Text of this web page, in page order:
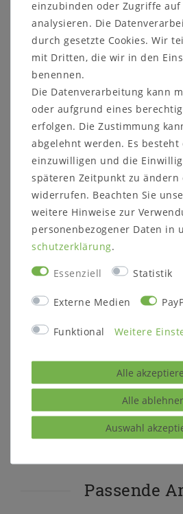
Produktbewertung
Massivholz Beistelltisch
weiß lackiert
Vollholz weiß lackiert
Details: Konsole mit 2
Holz: Pappel massiv
Oberfläche: weiß lackiert
Maße: ca. B 57 x H 80 x T
Lieferzustand: montiert
Sie haben eine Frage
Produkt?
Gerne können Sie uns
Passende
einzubinden oder Zugriffe auf
analysieren. Die
durch gesetzte Cookies. Wir
mit Dritten, die wir in den
benennen.
Die Datenverarbeitung kann
oder aufgrund eines
erfolgen. Die Zustimmung
abgelehnt werden. Es besteht
einzuwilligen und die
späteren Zeitpunkt zu ändern
widerrufen. Beachten Sie
weitere Hinweise zur
personenbezogener Daten in
schutz­erklärung.
Essenziell Statistik
Externe Medien
Funktional Weitere
Alle
Alle
Auswahl